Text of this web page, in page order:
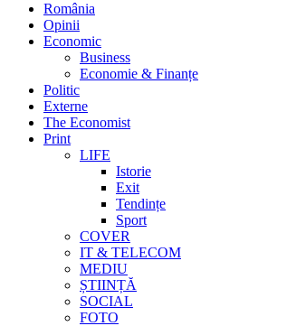
România
Opinii
Economic
Business
Economie & Finanțe
Politic
Externe
The Economist
Print
LIFE
Istorie
Exit
Tendințe
Sport
COVER
IT & TELECOM
MEDIU
ȘTIINȚĂ
SOCIAL
FOTO